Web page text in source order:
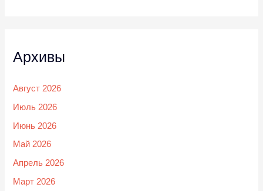
Архивы
Август 2026
Июль 2026
Июнь 2026
Май 2026
Апрель 2026
Март 2026